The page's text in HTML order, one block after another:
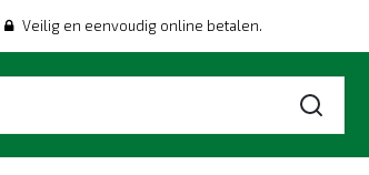
Veilig en eenvoudig online betalen.